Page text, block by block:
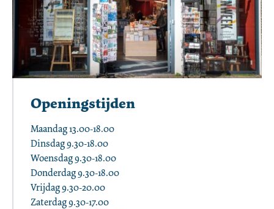
Openingstijden
Maandag 13.00-18.00
Dinsdag 9.30-18.00
Woensdag 9.30-18.00
Donderdag 9.30-18.00
Vrijdag 9.30-20.00
Zaterdag 9.30-17.00